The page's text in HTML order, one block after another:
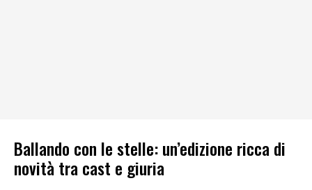
Ballando con le stelle: un’edizione ricca di
novità tra cast e giuria